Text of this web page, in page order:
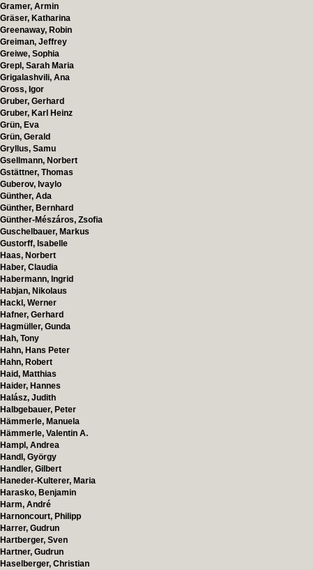
Gramer, Armin
Gräser, Katharina
Greenaway, Robin
Greiman, Jeffrey
Greiwe, Sophia
Grepl, Sarah Maria
Grigalashvili, Ana
Gross, Igor
Gruber, Gerhard
Gruber, Karl Heinz
Grün, Eva
Grün, Gerald
Gryllus, Samu
Gsellmann, Norbert
Gstättner, Thomas
Guberov, Ivaylo
Günther, Ada
Günther, Bernhard
Günther-Mészáros, Zsofia
Guschelbauer, Markus
Gustorff, Isabelle
Haas, Norbert
Haber, Claudia
Habermann, Ingrid
Habjan, Nikolaus
Hackl, Werner
Hafner, Gerhard
Hagmüller, Gunda
Hah, Tony
Hahn, Hans Peter
Hahn, Robert
Haid, Matthias
Haider, Hannes
Halász, Judith
Halbgebauer, Peter
Hämmerle, Manuela
Hämmerle, Valentin A.
Hampl, Andrea
Handl, György
Handler, Gilbert
Haneder-Kulterer, Maria
Harasko, Benjamin
Harm, André
Harnoncourt, Philipp
Harrer, Gudrun
Hartberger, Sven
Hartner, Gudrun
Haselberger, Christian